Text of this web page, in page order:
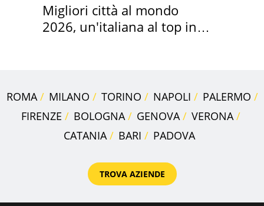
Migliori città al mondo
2026, un'italiana al top in
ROMA MILANO TORINO NAPOLI
PALERMO
FIRENZE
BOLOGNA GENOVA
VERONA
CATANIA
BARI PADOVA
TROVA AZIENDE